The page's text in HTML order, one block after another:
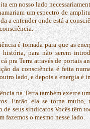
em nosso lado
um espectro de
a entender onde está a
é tomada para que as
história, para não serem
pra Terra através de portais
da consciência é feita
lado, e depois a energia é
na Terra também exerce
Então ela se torna muito,
de seus sindicatos.Vocês têm
fazemos o mesmo nesse lado.